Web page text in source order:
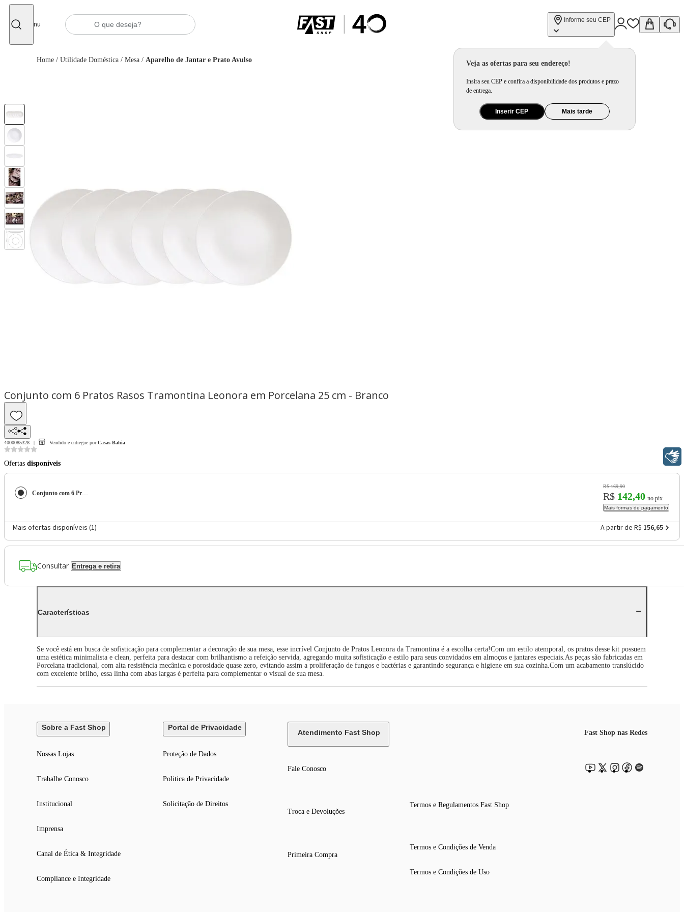
Menu
Informe seu CEP
Veja as ofertas para seu endereço!
Insira seu CEP e confira a disponibilidade dos produtos e prazo
de entrega.
Inserir CEP Mais tarde
Home / Utilidade Doméstica / Mesa / Aparelho de Jantar e Prato Avulso
Conjunto com 6 Pratos Rasos Tramontina Leonora em Porcelana 25 cm - Branco
4000085328 Vendido e entregue por Casas Bahia
Ofertas disponíveis
Conjunto com 6 Pratos Rasos Tramontina Leonora em Porcelana 25 cm - Branco
R$ 169,90
R$ 142,40 no pix
Mais formas de pagamento
Mais ofertas disponíveis (1) A partir de R$ 156,65
Consultar Entrega e retira
Características
Se você está em busca de sofisticação para complementar a decoração de sua mesa, esse incrível Conjunto de Pratos Leonora da Tramontina é a escolha certa!Com um estilo atemporal, os pratos desse kit possuem
uma estética minimalista e clean, perfeita para destacar com brilhantismo a refeição servida, agregando muita sofisticação e estilo para seus convidados em almoços e jantares especiais.As peças são fabricadas em
Porcelana tradicional, com alta resistência mecânica e porosidade quase zero, evitando assim a proliferação de fungos e bactérias e garantindo segurança e higiene em sua cozinha.Com um acabamento translúcido
com excelente brilho, essa linha com abas largas é perfeita para complementar o visual de sua mesa.
Sobre a Fast Shop
Nossas Lojas
Trabalhe Conosco
Institucional
Imprensa
Canal de Ética & Integridade
Compliance e Integridade
Portal de Privacidade
Proteção de Dados
Politica de Privacidade
Solicitação de Direitos
Atendimento Fast Shop
Fale Conosco
Troca e Devoluções
Primeira Compra
Termos e Regulamentos Fast Shop
Termos e Condições de Venda
Termos e Condições de Uso
Fast Shop nas Redes